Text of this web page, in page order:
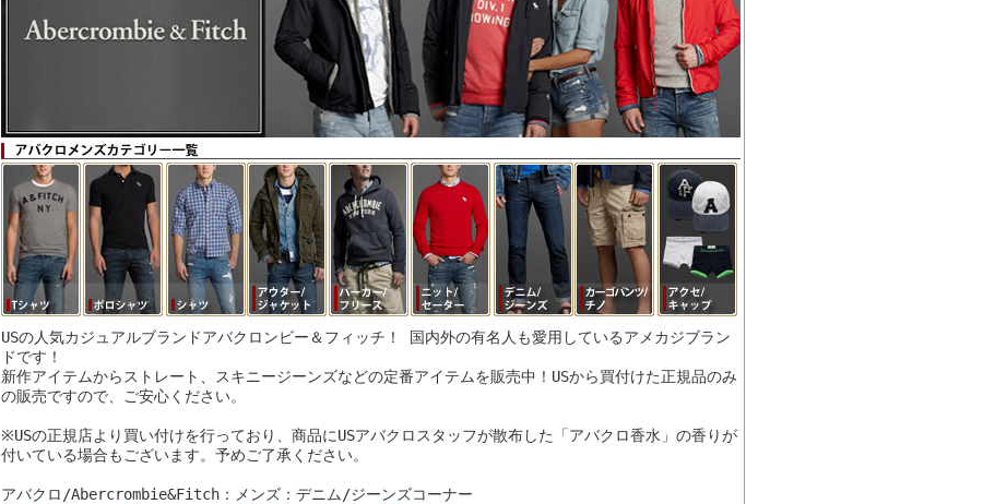
USの人気カジュアルブランドアバクロンビー＆フィッチ！ 国内外の有名人も愛用しているアメカジブラン
ドです！
新作アイテムからストレート、スキニージーンズなどの定番アイテムを販売中！USから買付けた正規品のみ
の販売ですので、ご安心ください。
※USの正規店より買い付けを行っており、商品にUSアバクロスタッフが散布した「アバクロ香水」の香りが
付いている場合もございます。予めご了承ください。
アバクロ/Abercrombie&Fitch：メンズ：デニム/ジーンズコーナー